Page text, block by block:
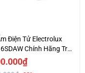
Điện Tử Electrolux
Chính Hãng Trả